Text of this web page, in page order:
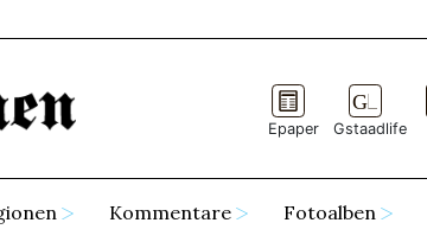
Epaper Gstaadlife
Kommentare Fotoalben